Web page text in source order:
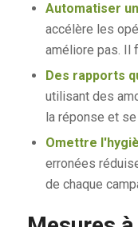
Automatiser
accélère les
améliore pas. Il
Des rapports
utilisant des
la réponse et
Omettre
erronées
de chaque